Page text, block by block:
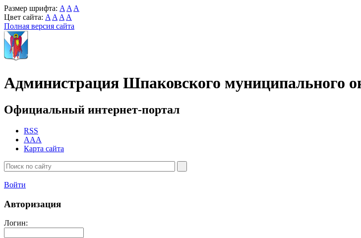
Размер шрифта: A A A
Цвет сайта: A A A A
Полная версия сайта
Администрация Шпаковского муниципального
Официальный интернет-портал
RSS
AAA
Карта сайта
Войти
Авторизация
Логин: